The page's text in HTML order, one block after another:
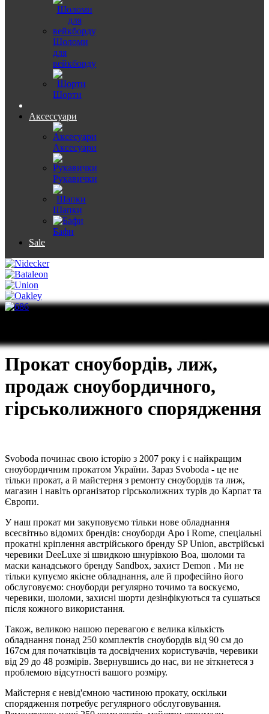
Шоломи
для
вейкборду
Шорти
Аксессуари
Аксесуари
Рукавички
Шапки
Бафи
Sale
Прокат сноубордів, лиж,
продаж сноубордичного,
гірськолижного спорядження
Svoboda починає свою історію з 2007 року і є найкращим
сноубордичним прокатом України. Зараз Svoboda - це не
тільки прокат, а й майстерня з ремонту сноубордів та лиж,
магазин і навіть організатор гірськолижних турів до Карпат та
Європи.
У наш прокат ми закуповуємо тільки нове обладнання
всесвітньо відомих брендів: сноуборди Аро і Rome, спеціальні
прокатні кріплення австрійського бренду SP Union, австрійські
черевики DeeLuxe зі швидкою шнурівкою Boa, шоломи та
маски канадського бренду Sandbox, захист Demon . Ми не
тільки купуємо якісне обладнання, але й професійно його
обслуговуємо: сноуборди регулярно точимо та воскуємо,
черевики, шоломи, захисні шорти дезінфікуються та сушаться
після кожного використання.
Також, великою нашою перевагою є велика кількість
обладнання понад 250 комплектів сноубордів від 90 см до
167см для початківців та досвідчених користувачів, черевики
від 29 до 48 розмірів. Звернувшись до нас, ви не зіткнетеся з
проблемою відсутності вашого розміру.
Майстерня є невід'ємною частиною прокату, оскільки
спорядження потребує регулярного обслуговування.